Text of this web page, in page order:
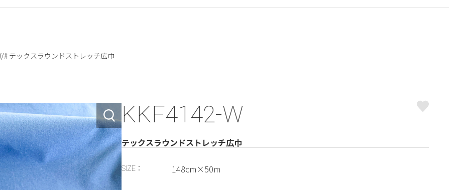
# テックスラウンドストレッチ広巾
KKF4142-W
テックスラウンドストレッチ広巾
SIZE： 148cm×50m